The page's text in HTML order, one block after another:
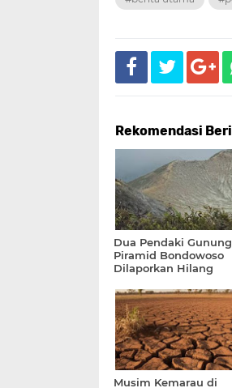
Rekomendasi
Dua Pendaki Gunung
Piramid Bondowoso
Dilaporkan Hilang
Musim Kemarau di